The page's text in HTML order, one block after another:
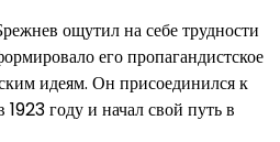
ощутил на себе трудности
его пропагандистское
идеям. Он присоединился к
году и начал свой путь в